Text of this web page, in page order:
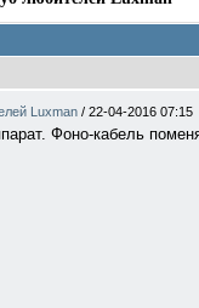
Luxman / 22-04-2016 07:15
Фоно-кабель